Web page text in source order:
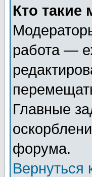
Кто такие
работа —
Главные
форума.
Вернуться